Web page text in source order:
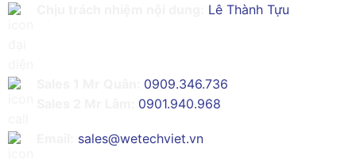
Lê Thành Tựu
0909.346.736
0901.940.968
sales@wetechviet.vn